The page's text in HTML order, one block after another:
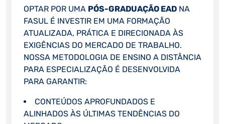
OPTAR POR UMA PÓS-GRADUAÇÃO EADNA
FASUL É INVESTIR EM UMA FORMAÇÃO
ATUALIZADA, PRÁTICA E DIRECIONADA ÀS
EXIGÊNCIAS DO MERCADO DE TRABALHO.
NOSSA METODOLOGIA DE ENSINO A DISTÂNCIA
PARA ESPECIALIZAÇÃO É DESENVOLVIDA
PARA GARANTIR:
CONTEÚDOS APROFUNDADOS E
ALINHADOS ÀS ÚLTIMAS TENDÊNCIAS DO